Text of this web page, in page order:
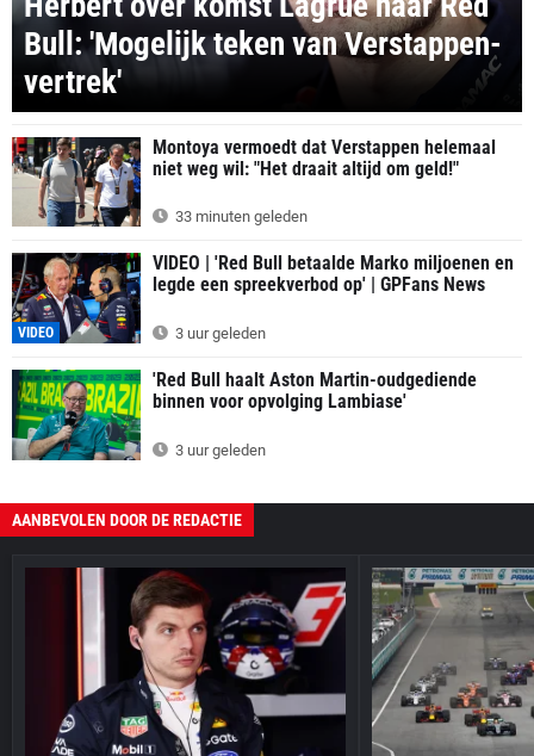
Bull: 'Mogelijk teken van Verstappen-
vertrek'
Montoya vermoedt dat Verstappen helemaal
niet weg wil: "Het draait altijd om geld!"
33 minuten geleden
VIDEO
VIDEO | 'Red Bull betaalde Marko miljoenen en
legde een spreekverbod op' | GPFans News
3 uur geleden
'Red Bull haalt Aston Martin-oudgediende
binnen voor opvolging Lambiase'
3 uur geleden
AANBEVOLEN DOOR DE REDACTIE